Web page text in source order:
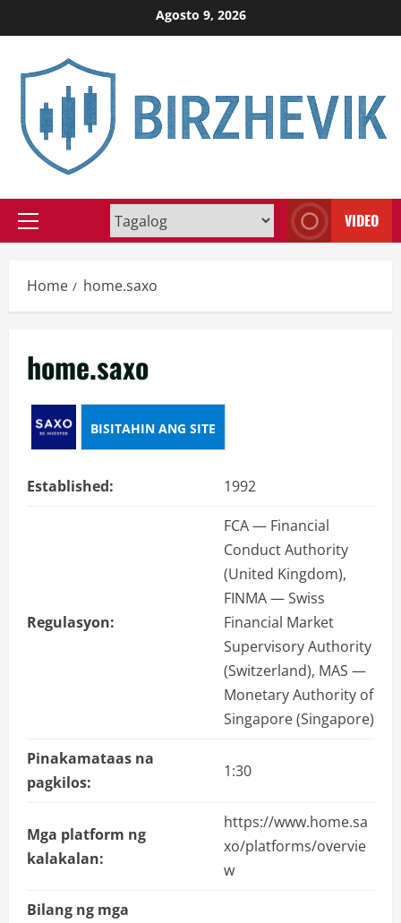
to
Agosto 9, 2026
Primary
VIDEO
Home home.saxo
home.saxo
BISITAHIN ANG SITE
Established: 1992
Regulasyon:
FCA — Financial
Conduct Authority
(United Kingdom),
FINMA — Swiss
Financial Market
Supervisory Authority
(Switzerland), MAS —
Monetary Authority of
Singapore (Singapore)
Pinakamataas na
pagkilos:
1:30
Mga platform ng
kalakalan:
https://www.home.sa
xo/platforms/overvie
w
Bilang ng mga